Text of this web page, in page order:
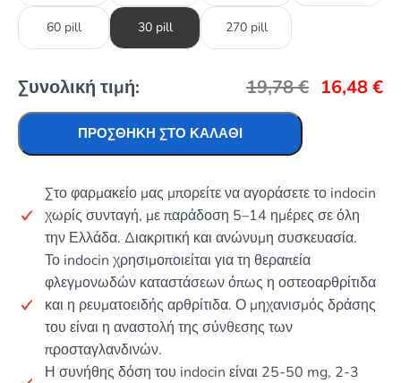
60 pill 30 pill 270 pill
Συνολική τιμή: 19,78€ 16,48€
ΠΡΟΣΘΉΚΗ ΣΤΟ ΚΑΛΆΘΙ
Στο φαρμακείο μας μπορείτε να αγοράσετε το indocin
χωρίς συνταγή, με παράδοση 5–14 ημέρες σε όλη
την Ελλάδα. Διακριτική και ανώνυμη συσκευασία.
Το indocin χρησιμοποιείται για τη θεραπεία
φλεγμονωδών καταστάσεων όπως η οστεοαρθρίτιδα
και η ρευματοειδής αρθρίτιδα. Ο μηχανισμός δράσης
του είναι η αναστολή της σύνθεσης των
προσταγλανδινών.
Η συνήθης δόση του indocin είναι 25-50 mg, 2-3